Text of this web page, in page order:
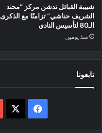
شبيبة القبائل تدشن مركز “محند
الشريف حناشي” تزامنًا مع الذكرى
الـ80 لتأسيس النادي
منذ يومين
تابعونا
فيسبوك